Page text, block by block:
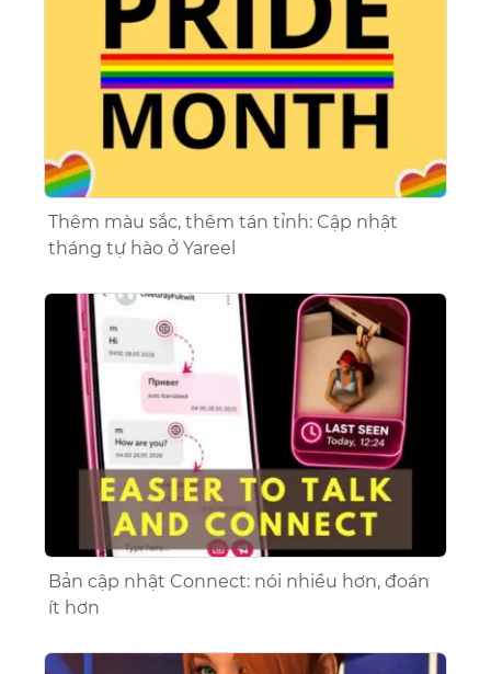
Thêm màu sắc, thêm tán tỉnh: Cập nhật
tháng tự hào ở Yareel
Bản cập nhật Connect: nói nhiều hơn, đoán
ít hơn